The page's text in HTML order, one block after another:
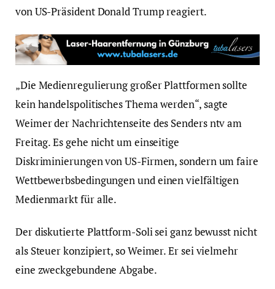
von US-Präsident Donald Trump reagiert.
„Die Medienregulierung großer Plattformen sollte
kein handelspolitisches Thema werden“, sagte
Weimer der Nachrichtenseite des Senders ntv am
Freitag. Es gehe nicht um einseitige
Diskriminierungen von US-Firmen, sondern um faire
Wettbewerbsbedingungen und einen vielfältigen
Medienmarkt für alle.
Der diskutierte Plattform-Soli sei ganz bewusst nicht
als Steuer konzipiert, so Weimer. Er sei vielmehr
eine zweckgebundene Abgabe.